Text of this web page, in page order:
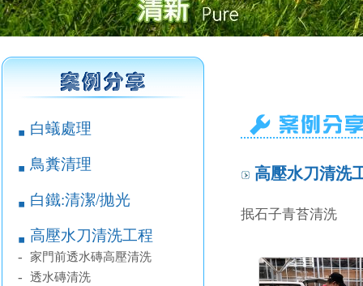
￭ 白蟻處理
￭ 鳥糞清理
￭ 白鐵:清潔/拋光
￭ 高壓水刀清洗工程
- 家門前透水磚高壓清洗
- 透水磚清洗
高壓水刀清洗
抿石子青苔清洗